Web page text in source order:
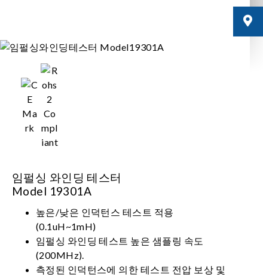
임펄싱 와인딩 테스터
Model 19301A
높은/낮은 인덕턴스 테스트 적용
(0.1uH~1mH)
임펄싱 와인딩 테스트 높은 샘플링 속도
(200MHz).
측정된 인덕턴스에 의한 테스트 전압 보상 및